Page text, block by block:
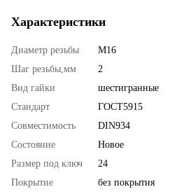
Характеристики
Диаметр резьбы
М16
Шаг резьбы,мм
2
Вид гайки
шестигранные
Стандарт
ГОСТ5915
Совместимость
DIN934
Состояние
Новое
Размер под ключ
24
Покрытие
без покрытия